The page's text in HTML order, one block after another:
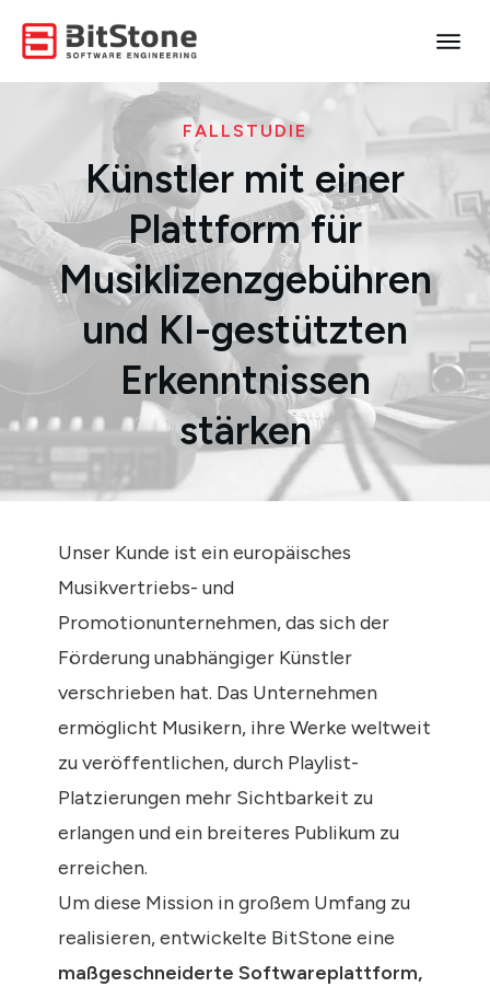
FALLSTUDIE
Künstler mit einer
Plattform für
Musiklizenzgebühren
und KI-gestützten
Erkenntnissen
stärken
Unser Kunde ist ein europäisches
Musikvertriebs- und
Promotionunternehmen, das sich der
Förderung unabhängiger Künstler
verschrieben hat. Das Unternehmen
ermöglicht Musikern, ihre Werke weltweit
zu veröffentlichen, durch Playlist-
Platzierungen mehr Sichtbarkeit zu
erlangen und ein breiteres Publikum zu
erreichen.
Um diese Mission in großem Umfang zu
realisieren, entwickelte BitStone eine
maßgeschneiderte Softwareplattform,